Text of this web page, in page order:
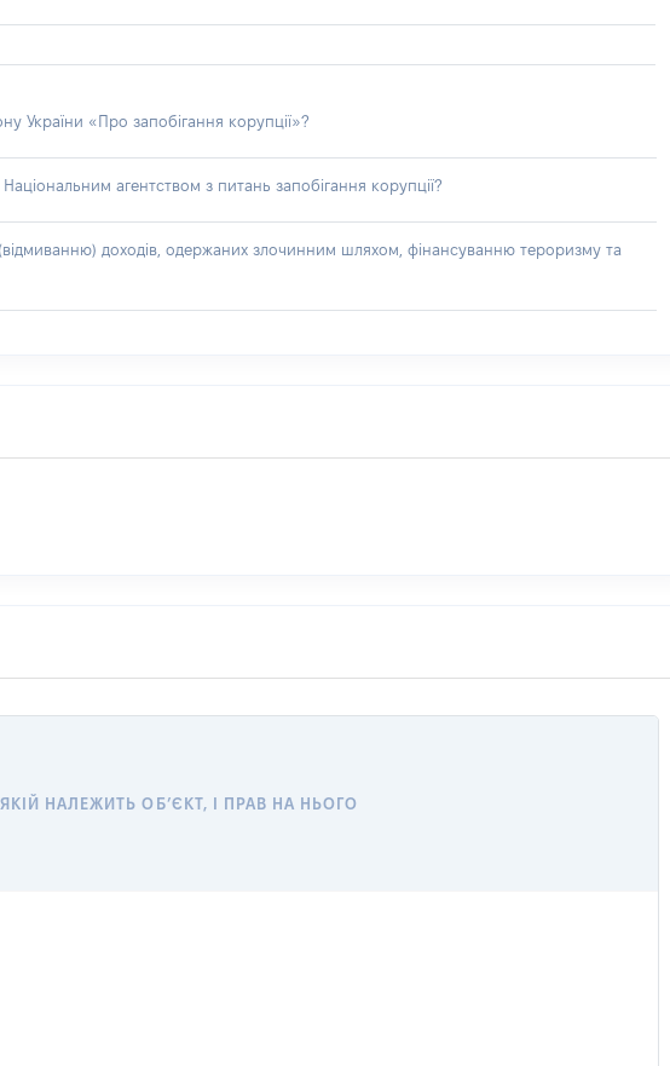
України «Про запобігання корупції»?
агентством з питань запобігання корупції?
(відмиванню) доходів, одержаних злочинним шляхом, фінансуванню тероризму та
НАЛЕЖИТЬ ОБ’ЄКТ, І ПРАВ НА НЬОГО